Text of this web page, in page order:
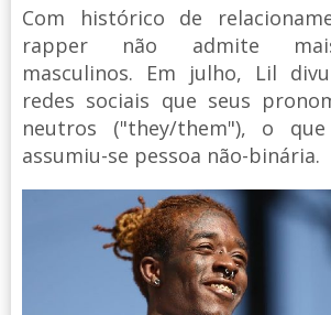
Com histórico de
rapper não admite
masculinos. Em julho, Lil
redes sociais que seus
neutros ("they/them"), o
assumiu-se pessoa não-binária.